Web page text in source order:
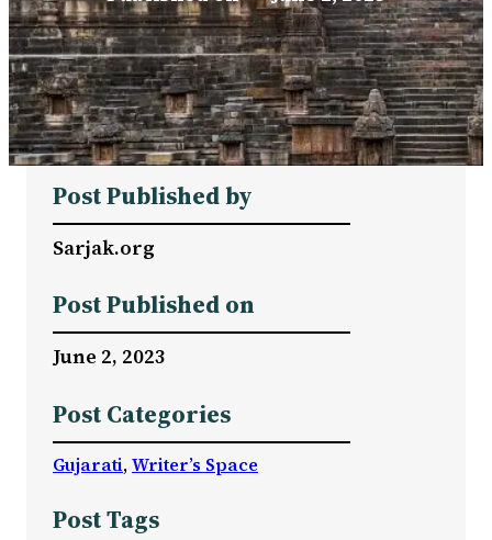
Post Published by
Sarjak.org
Post Published on
June 2, 2023
Post Categories
Gujarati, Writer’s Space
Post Tags